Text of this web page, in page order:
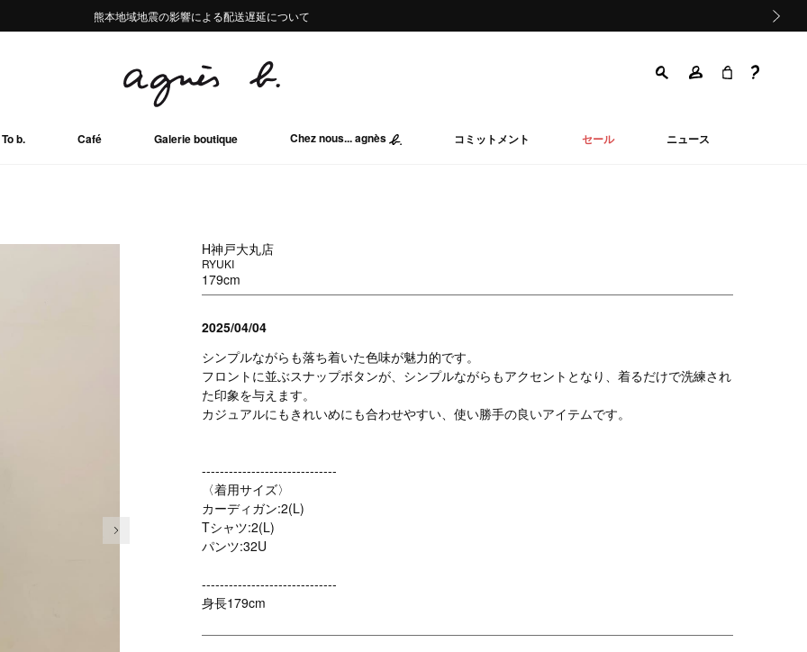
熊本地域地震の影響による配送遅延について
Summer Sale 2buy10%OFF!!
熊本地域地震の影響による配送遅延について
Summer Sale 2buy10%OFF!!
To b. Café Galerie boutique Chez nous... agnès コミットメント セール ニュース
H神戸大丸店
RYUKI
179cm
2025/04/04
シンプルながらも落ち着いた色味が魅力的です。
フロントに並ぶスナップボタンが、シンプルながらもアクセントとなり、着るだけで洗練され
た印象を与えます。
カジュアルにもきれいめにも合わせやすい、使い勝手の良いアイテムです。
------------------------------
〈着用サイズ〉
カーディガン:2(L)
Tシャツ:2(L)
パンツ:32U
------------------------------
身長179cm